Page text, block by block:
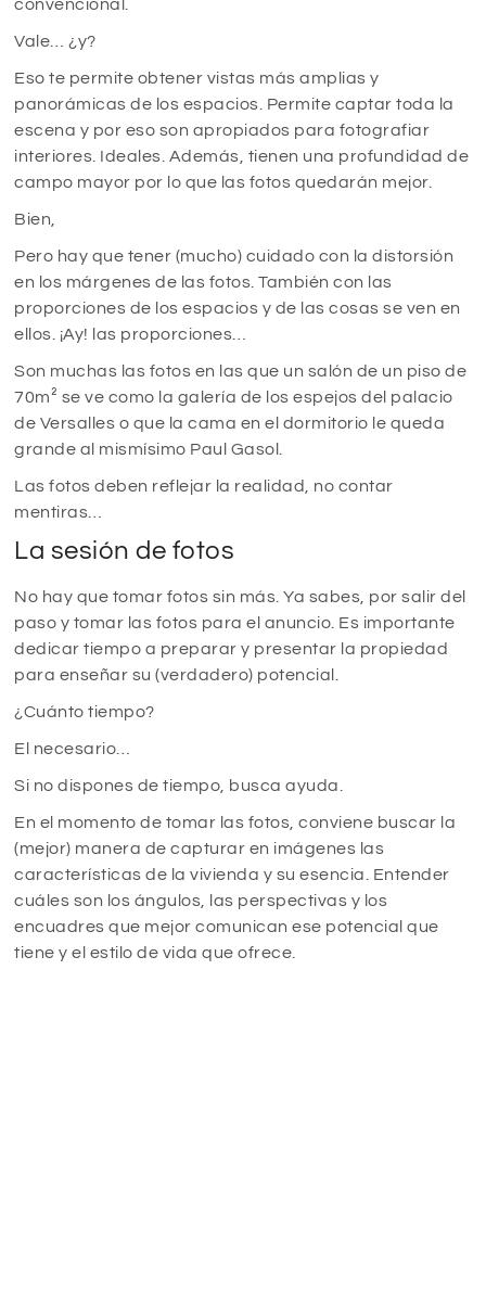
convencional.
Vale… ¿y?
Eso te permite obtener vistas más amplias y
panorámicas de los espacios. Permite captar toda la
escena y por eso son apropiados para fotografiar
interiores. Ideales. Además, tienen una profundidad de
campo mayor por lo que las fotos quedarán mejor.
Bien,
Pero hay que tener (mucho) cuidado con la distorsión
en los márgenes de las fotos. También con las
proporciones de los espacios y de las cosas se ven en
ellos. ¡Ay! las proporciones…
Son muchas las fotos en las que un salón de un piso de
70m² se ve como la galería de los espejos del palacio
de Versalles o que la cama en el dormitorio le queda
grande al mismísimo Paul Gasol.
Las fotos deben reflejar la realidad, no contar
mentiras…
La sesión de fotos
No hay que tomar fotos sin más. Ya sabes, por salir del
paso y tomar las fotos para el anuncio. Es importante
dedicar tiempo a preparar y presentar la propiedad
para enseñar su (verdadero) potencial.
¿Cuánto tiempo?
El necesario…
Si no dispones de tiempo, busca ayuda.
En el momento de tomar las fotos, conviene buscar la
(mejor) manera de capturar en imágenes las
características de la vivienda y su esencia. Entender
cuáles son los ángulos, las perspectivas y los
encuadres que mejor comunican ese potencial que
tiene y el estilo de vida que ofrece.